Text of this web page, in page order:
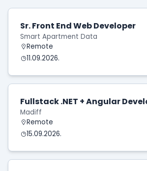
Sr. Front End Web Developer
Smart Apartment Data
Remote
11.09.2026.
Fullstack .NET + Angular
Madiff
Remote
15.09.2026.